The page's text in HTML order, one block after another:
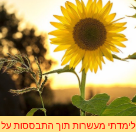
לימדתי מעשרות תוך התבססות